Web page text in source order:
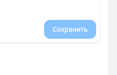
Сохранить